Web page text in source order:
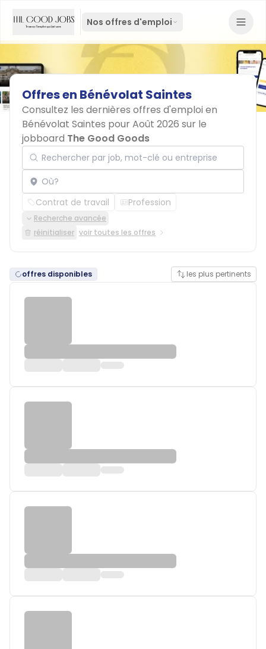
Nos offres d'emploi
Offresen Bénévolat Saintes
Consultez les dernières offres d'emploi en
Bénévolat Saintes pour Août 2026 sur le
jobboard The Good Goods
Rechercher par job, mot-clé ou entreprise
Localisation
Contrat de travail Profession
Recherche avancée
réinitialiser voir toutes les offres
offres disponibles les plus pertinents